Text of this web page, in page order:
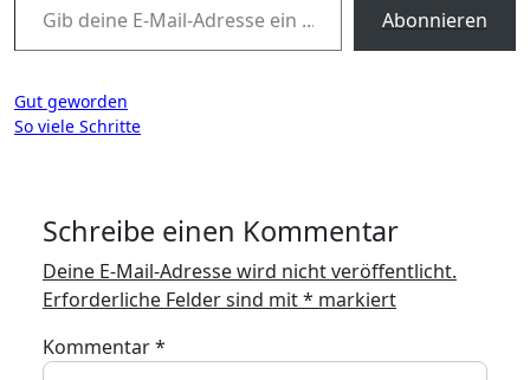
Abonnieren
Beitragsnavigation
Gut geworden
So viele Schritte
Schreibe einen Kommentar
Deine E-Mail-Adresse wird nicht veröffentlicht.
Erforderliche Felder sind mit* markiert
Kommentar*